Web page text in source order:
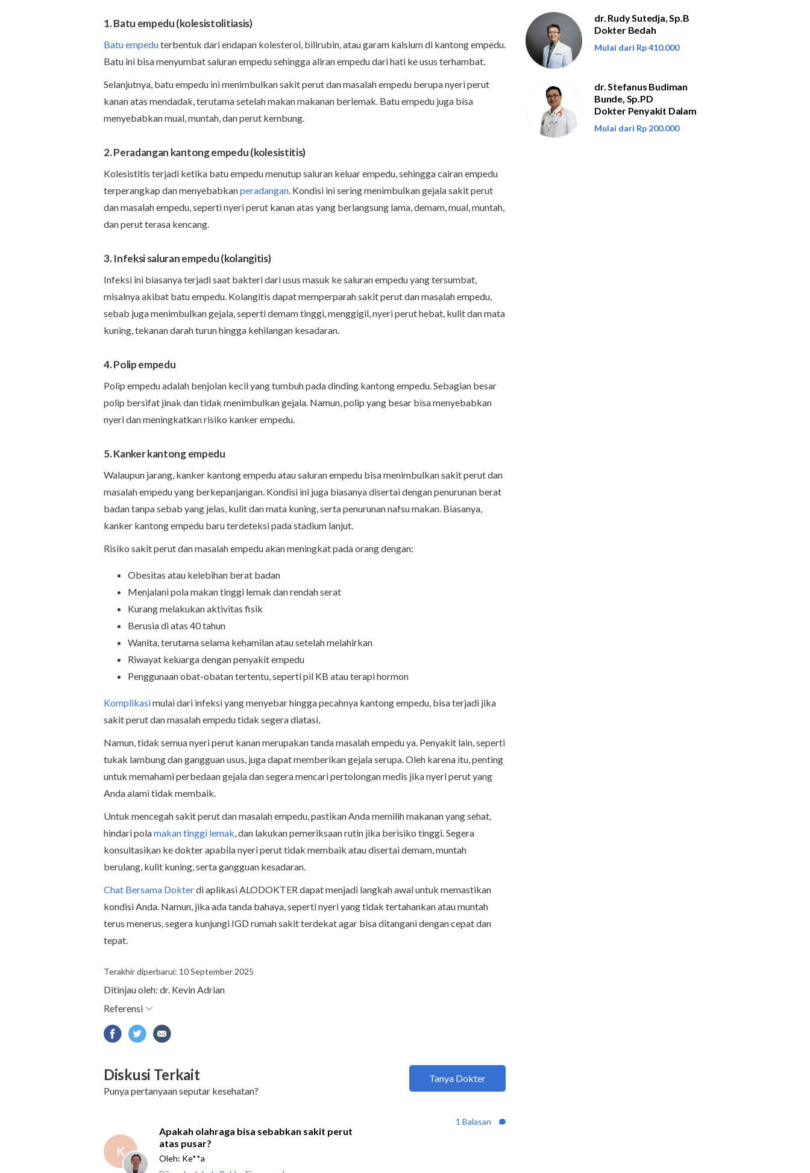
1. Batu empedu (kolesistolitiasis)
Batu empeduterbentuk dari endapan kolesterol, bilirubin, atau garam kalsium di kantong empedu.
Batu ini bisa menyumbat saluran empedu sehingga aliran empedu dari hati ke usus terhambat.
Selanjutnya, batu empedu ini menimbulkan sakit perut dan masalah empedu berupa nyeri perut
kanan atas mendadak, terutama setelah makan makanan berlemak. Batu empedu juga bisa
menyebabkan mual, muntah, dan perut kembung.
2. Peradangan kantong empedu (kolesistitis)
Kolesistitis terjadi ketika batu empedu menutup saluran keluar empedu, sehingga cairan empedu
terperangkap dan menyebabkanperadangan. Kondisi ini sering menimbulkan gejala sakit perut
dan masalah empedu, seperti nyeri perut kanan atas yang berlangsung lama, demam, mual, muntah,
dan perut terasa kencang.
3. Infeksi saluran empedu (kolangitis)
Infeksi ini biasanya terjadi saat bakteri dari usus masuk ke saluran empedu yang tersumbat,
misalnya akibat batu empedu. Kolangitis dapat memperparah sakit perut dan masalah empedu,
sebab juga menimbulkan gejala, seperti demam tinggi, menggigil, nyeri perut hebat, kulit dan mata
kuning, tekanan darah turun hingga kehilangan kesadaran.
4. Polip empedu
Polip empedu adalah benjolan kecil yang tumbuh pada dinding kantong empedu. Sebagian besar
polip bersifat jinak dan tidak menimbulkan gejala. Namun, polip yang besar bisa menyebabkan
nyeri dan meningkatkan risiko kanker empedu.
5. Kanker kantong empedu
Walaupun jarang, kanker kantong empedu atau saluran empedu bisa menimbulkan sakit perut dan
masalah empedu yang berkepanjangan. Kondisi ini juga biasanya disertai dengan penurunan berat
badan tanpa sebab yang jelas, kulit dan mata kuning, serta penurunan nafsu makan. Biasanya,
kanker kantong empedu baru terdeteksi pada stadium lanjut.
Risiko sakit perut dan masalah empedu akan meningkat pada orang dengan:
Obesitas atau kelebihan berat badan
Menjalani pola makan tinggi lemak dan rendah serat
Kurang melakukan aktivitas fisik
Berusia di atas 40 tahun
Wanita, terutama selama kehamilan atau setelah melahirkan
Riwayat keluarga dengan penyakit empedu
Penggunaan obat-obatan tertentu, seperti pil KB atau terapi hormon
Komplikasimulai dari infeksi yang menyebar hingga pecahnya kantong empedu, bisa terjadi jika
sakit perut dan masalah empedu tidak segera diatasi,
Namun, tidak semua nyeri perut kanan merupakan tanda masalah empedu ya. Penyakit lain, seperti
tukak lambung dan gangguan usus, juga dapat memberikan gejala serupa. Oleh karena itu, penting
untuk memahami perbedaan gejala dan segera mencari pertolongan medis jika nyeri perut yang
Anda alami tidak membaik.
Untuk mencegah sakit perut dan masalah empedu, pastikan Anda memilih makanan yang sehat,
hindari polamakan tinggi lemak, dan lakukan pemeriksaan rutin jika berisiko tinggi. Segera
konsultasikan ke dokter apabila nyeri perut tidak membaik atau disertai demam, muntah
berulang, kulit kuning, serta gangguan kesadaran.
Chat Bersama Dokterdi aplikasi ALODOKTER dapat menjadi langkah awal untuk memastikan
kondisi Anda. Namun, jika ada tanda bahaya, seperti nyeri yang tidak tertahankan atau muntah
terus menerus, segera kunjungi IGD rumah sakit terdekat agar bisa ditangani dengan cepat dan
tepat.
Terakhir diperbarui: 10 September 2025